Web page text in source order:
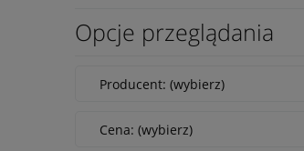
Opcje przeglądania
Producent: (wybierz)
Cena: (wybierz)